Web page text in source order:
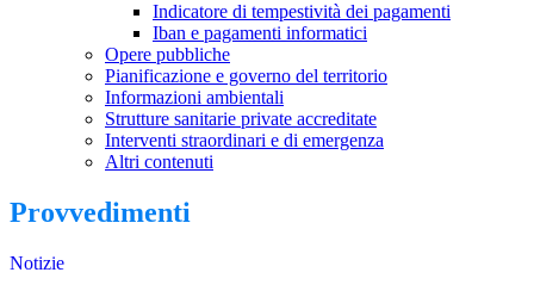
Indicatore di tempestività dei pagamenti
Iban e pagamenti informatici
Opere pubbliche
Pianificazione e governo del territorio
Informazioni ambientali
Strutture sanitarie private accreditate
Interventi straordinari e di emergenza
Altri contenuti
Provvedimenti
Notizie